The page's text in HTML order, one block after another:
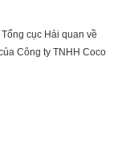
cục Hải quan về
Công ty TNHH Coco